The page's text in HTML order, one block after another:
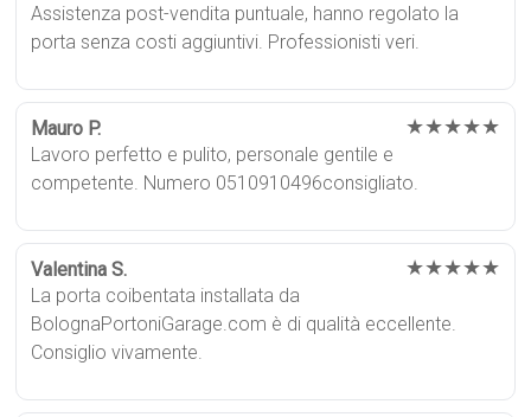
Assistenza post-vendita puntuale, hanno regolato la
porta senza costi aggiuntivi. Professionisti veri.
Mauro P. ★★★★★
Lavoro perfetto e pulito, personale gentile e
competente. Numero 0510910496consigliato.
Valentina S. ★★★★★
La porta coibentata installata da
BolognaPortoniGarage.com è di qualità eccellente.
Consiglio vivamente.